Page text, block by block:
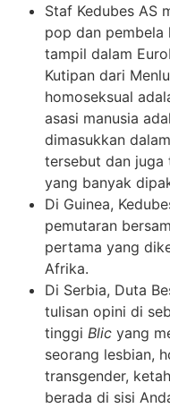
Staf Kedubes AS
pop dan pembela
tampil dalam
Kutipan dari
homoseksual
asasi manusia
dimasukkan
tersebut dan
yang banyak
Di Guinea,
pemutaran
pertama yang
Afrika.
Di Serbia, Duta
tulisan opini di
tinggi Blic yang
seorang lesbian,
transgender,
berada di sisi